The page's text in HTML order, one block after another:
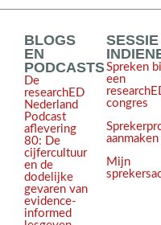
BLOGS
EN
PODCASTS
De
researchED
Nederland
Podcast
aflevering
80: De
cijfercultuur
en de
dodelijke
gevaren van
evidence-
informed
SESSIE
Spreken
een
congres
aanmaken
Mijn